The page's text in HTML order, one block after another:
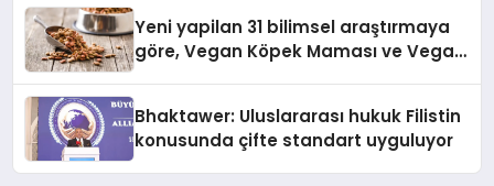
Yeni yapilan 31 bilimsel araştırmaya
göre, Vegan Köpek Maması ve Vegan
Bhaktawer: Uluslararası hukuk Filistin
konusunda çifte standart uyguluyor